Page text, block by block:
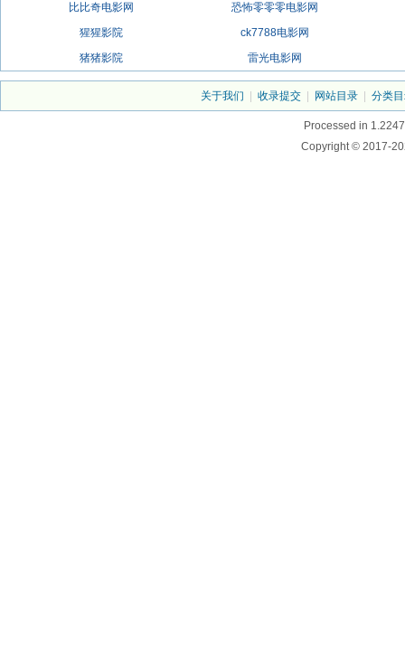
比比奇电影网
恐怖零零零电影网
猩猩影院
ck7788电影网
猪猪影院
雷光电影网
关于我们 收录提交 网站目录 分类
Processed in
Copyright © 2017-